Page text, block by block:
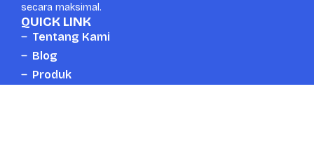
secara maksimal.
QUICK LINK
Tentang Kami
Blog
Produk